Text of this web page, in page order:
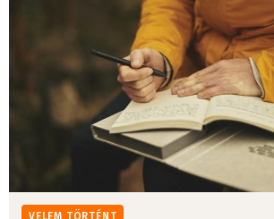
VELEM TÖRTÉNT